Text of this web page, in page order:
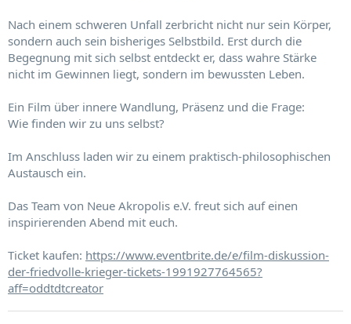
Nach einem schweren Unfall zerbricht nicht nur sein Körper,
sondern auch sein bisheriges Selbstbild. Erst durch die
Begegnung mit sich selbst entdeckt er, dass wahre Stärke
nicht im Gewinnen liegt, sondern im bewussten Leben.
Ein Film über innere Wandlung, Präsenz und die Frage:
Wie finden wir zu uns selbst?
Im Anschluss laden wir zu einem praktisch-philosophischen
Austausch ein.
Das Team von Neue Akropolis e.V. freut sich auf einen
inspirierenden Abend mit euch.
Ticket kaufen: https://www.eventbrite.de/e/film-diskussion-
der-friedvolle-krieger-tickets-1991927764565?
aff=oddtdtcreator